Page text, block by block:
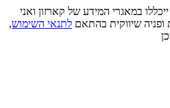
במאגרי המידע של קארזון ואני
שיווקית בהתאם לתנאי השימוש,